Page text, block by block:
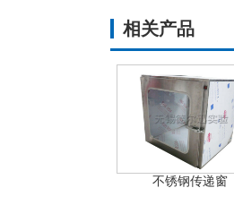
相关产品
不锈钢传递窗